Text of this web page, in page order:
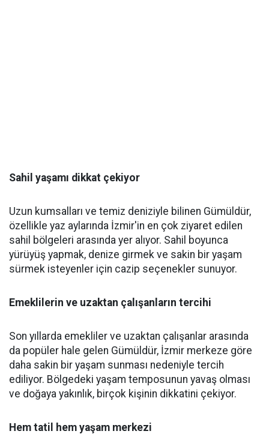
Sahil yaşamı dikkat çekiyor
Uzun kumsalları ve temiz deniziyle bilinen Gümüldür,
özellikle yaz aylarında İzmir'in en çok ziyaret edilen
sahil bölgeleri arasında yer alıyor. Sahil boyunca
yürüyüş yapmak, denize girmek ve sakin bir yaşam
sürmek isteyenler için cazip seçenekler sunuyor.
Emeklilerin ve uzaktan çalışanların tercihi
Son yıllarda emekliler ve uzaktan çalışanlar arasında
da popüler hale gelen Gümüldür, İzmir merkeze göre
daha sakin bir yaşam sunması nedeniyle tercih
ediliyor. Bölgedeki yaşam temposunun yavaş olması
ve doğaya yakınlık, birçok kişinin dikkatini çekiyor.
Hem tatil hem yaşam merkezi